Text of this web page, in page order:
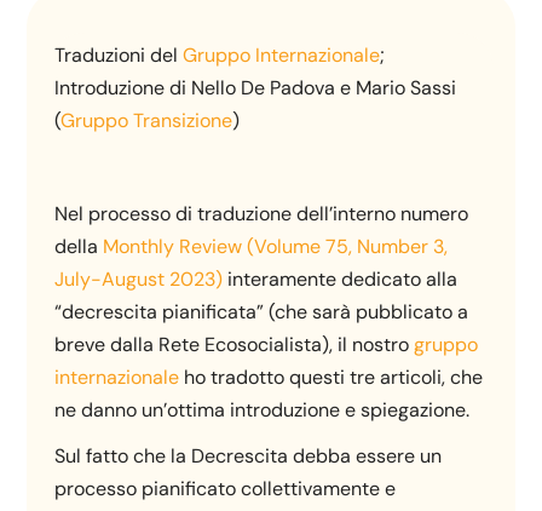
Traduzioni delGruppo Internazionale;
Introduzione di Nello De Padova e Mario Sassi
(Gruppo Transizione)
Nel processo di traduzione dell’interno numero
della Monthly Review (Volume 75, Number 3,
July-August 2023) interamente dedicato alla
“decrescita pianificata” (che sarà pubblicato a
breve dalla Rete Ecosocialista), il nostrogruppo
internazionale ho tradotto questi tre articoli, che
ne danno un’ottima introduzione e spiegazione.
Sul fatto che la Decrescita debba essere un
processo pianificato collettivamente e